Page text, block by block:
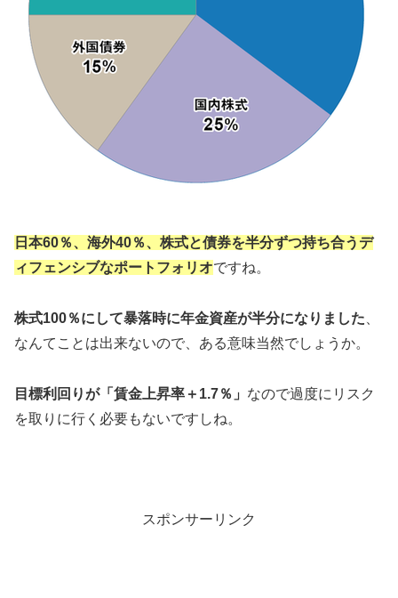
日本60％、海外40％、株式と債券を半分ずつ持ち合うデ
ィフェンシブなポートフォリオですね。
株式100％にして暴落時に年金資産が半分になりました
なんてことは出来ないので、ある意味当然でしょうか。
目標利回りが「賃金上昇率＋1.7％」 なので過度にリスク
を取りに行く必要もないですしね。
スポンサーリンク